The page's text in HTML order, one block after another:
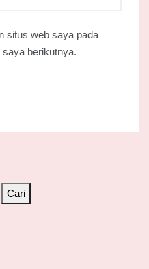
situs web saya pada
berikutnya.
Cari